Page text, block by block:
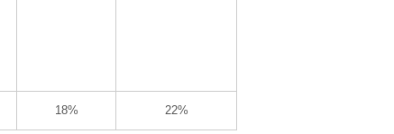
18% 22%